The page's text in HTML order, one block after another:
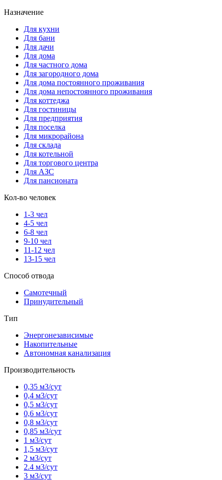
Назначение
Для кухни
Для бани
Для дачи
Для дома
Для частного дома
Для загородного дома
Для дома постоянного проживания
Для дома непостоянного проживания
Для коттеджа
Для гостиницы
Для предприятия
Для поселка
Для микрорайона
Для склада
Для котельной
Для торгового центра
Для АЗС
Для пансионата
Кол-во человек
1-3 чел
4-5 чел
6-8 чел
9-10 чел
11-12 чел
13-15 чел
Способ отвода
Самотечный
Принудительный
Тип
Энергонезависимые
Накопительные
Автономная канализация
Производительность
0,35 м3/сут
0,4 м3/сут
0,5 м3/сут
0,6 м3/сут
0,8 м3/сут
0,85 м3/сут
1 м3/сут
1,5 м3/сут
2 м3/сут
2.4 м3/сут
3 м3/сут